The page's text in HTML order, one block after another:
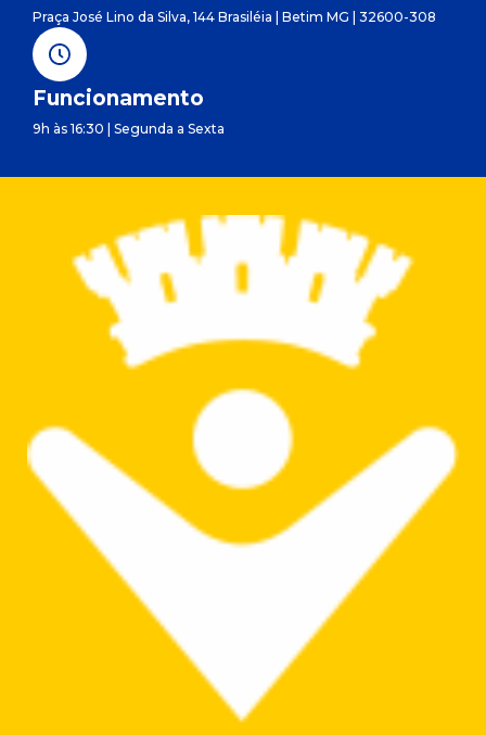
Praça José Lino da Silva, 144 Brasiléia | Betim MG | 32600-308
Funcionamento
9h às 16:30 | Segunda a Sexta